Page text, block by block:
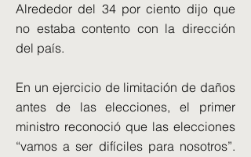
Alrededor del 34 por ciento dijo que
no estaba contento con la dirección
del país.
En un ejercicio de limitación de daños
antes de las elecciones, el primer
ministro reconoció que las elecciones
“vamos a ser difíciles para nosotros”.